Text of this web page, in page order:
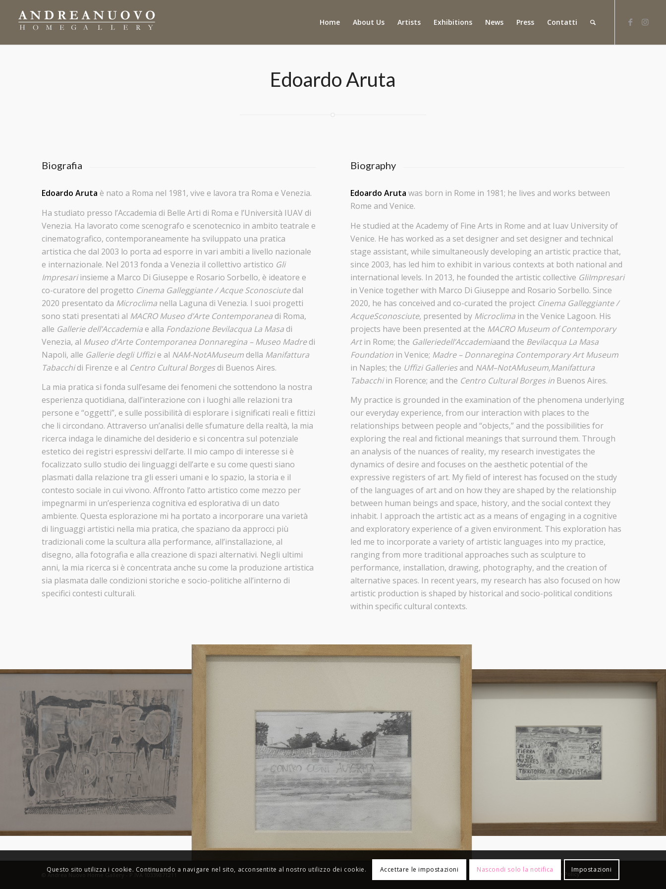
Home About Us Artists Exhibitions News Press Contatti
Edoardo Aruta
Biografia
Edoardo Aruta è nato a Roma nel 1981, vive e lavora tra Roma e Venezia.
Ha studiato presso l’Accademia di Belle Arti di Roma e l’Università IUAV di
Venezia. Ha lavorato come scenografo e scenotecnico in ambito teatrale e
cinematografico, contemporaneamente ha sviluppato una pratica
artistica che dal 2003 lo porta ad esporre in vari ambiti a livello nazionale
e internazionale. Nel 2013 fonda a Venezia il collettivo artistico Gli
Impresariinsieme a Marco Di Giuseppe e Rosario Sorbello, è ideatore e
co-curatore del progetto Cinema Galleggiante / Acque Sconosciutedal
2020 presentato da Microclimanella Laguna di Venezia. I suoi progetti
sono stati presentati al MACRO Museo d’Arte Contemporaneadi Roma,
alle Gallerie dell’Accademiae alla Fondazione Bevilacqua La Masadi
Venezia, al Museo d’Arte Contemporanea Donnaregina – Museo Madredi
Napoli, alle Gallerie degliUffizie al NAM-NotAMuseumdella Manifattura
Tabacchidi Firenze e al Centro Cultural Borgesdi Buenos Aires.
La mia pratica si fonda sull’esame dei fenomeni che sottendono la nostra
esperienza quotidiana, dall’interazione con i luoghi alle relazioni tra
persone e “oggetti”, e sulle possibilità di esplorare i significati reali e fittizi
che li circondano. Attraverso un’analisi delle sfumature della realtà, la mia
ricerca indaga le dinamiche del desiderio e si concentra sul potenziale
estetico dei registri espressivi dell’arte. Il mio campo di interesse si è
focalizzato sullo studio dei linguaggi dell’arte e su come questi siano
plasmati dalla relazione tra gli esseri umani e lo spazio, la storia e il
contesto sociale in cui vivono. Affronto l’atto artistico come mezzo per
impegnarmi in un’esperienza cognitiva ed esplorativa di un dato
ambiente. Questa esplorazione mi ha portato a incorporare una varietà
di linguaggi artistici nella mia pratica, che spaziano da approcci più
tradizionali come la scultura alla performance, all’installazione, al
disegno, alla fotografia e alla creazione di spazi alternativi. Negli ultimi
anni, la mia ricerca si è concentrata anche su come la produzione artistica
sia plasmata dalle condizioni storiche e socio-politiche all’interno di
specifici contesti culturali.
Biography
Edoardo Aruta was born in Rome in 1981; he lives and works between
Rome and Venice.
He studied at the Academy of Fine Arts in Rome and at Iuav University of
Venice. He has worked as a set designer and set designer and technical
stage assistant, while simultaneously developing an artistic practice that,
since 2003, has led him to exhibit in various contexts at both national and
international levels. In 2013, he founded the artistic collective GliImpresari
in Venice together with Marco Di Giuseppe and Rosario Sorbello. Since
2020, he has conceived and co-curated the project Cinema Galleggiante /
AcqueSconosciute, presented by Microclima in the Venice Lagoon. His
projects have been presented at the MACRO Museum of Contemporary
Artin Rome; the Galleriedell’Accademiaand the Bevilacqua La Masa
Foundation in Venice; Madre – Donnaregina Contemporary Art Museum
in Naples; the Uffizi Galleriesand NAM–NotAMuseum,Manifattura
Tabacchiin Florence; and the Centro Cultural Borges in Buenos Aires.
My practice is grounded in the examination of the phenomena underlying
our everyday experience, from our interaction with places to the
relationships between people and “objects,” and the possibilities for
exploring the real and fictional meanings that surround them. Through
an analysis of the nuances of reality, my research investigates the
dynamics of desire and focuses on the aesthetic potential of the
expressive registers of art. My field of interest has focused on the study
of the languages of art and on how they are shaped by the relationship
between human beings and space, history, and the social context they
inhabit. I approach the artistic act as a means of engaging in a cognitive
and exploratory experience of a given environment. This exploration has
led me to incorporate a variety of artistic languages into my practice,
ranging from more traditional approaches such as sculpture to
performance, installation, drawing, photography, and the creation of
alternative spaces. In recent years, my research has also focused on how
artistic production is shaped by historical and socio-political conditions
within specific cultural contexts.
© Andrea Nuovo Home Gallery - P.IVA 10339871211 Privacy Policy Cookie Policy
Questo sito utilizza i cookie. Continuando a navigare nel sito, acconsentite al nostro utilizzo dei cookie. Accettare le impostazioni Nascondi solo la notifica Impostazioni